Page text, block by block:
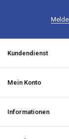
Kundendienst
Mein Konto
Informationen